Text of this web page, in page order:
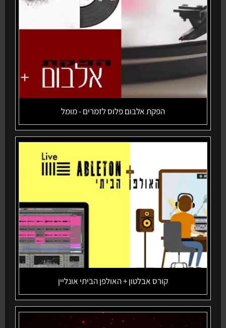
הפקת אלבום פלוס לזמרים - מומל
קורס אבלטון + האולפן הביתי אונליין